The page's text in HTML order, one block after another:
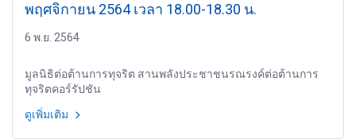
พฤศจิกายน 2564 เวลา 18.00-18.30 น.
6 พ.ย. 2564
มูลนิธิต่อต้านการทุจริต สานพลังประชาชนรณรงค์ต่อต้านการ
ทุจริตคอร์รัปชัน
ดูเพิ่มเติม